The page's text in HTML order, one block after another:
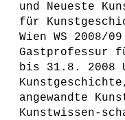
und Neueste
für
Wien WS 2008/
Gastprofessur
bis 31.8.
angewandte
Kunstwissen-